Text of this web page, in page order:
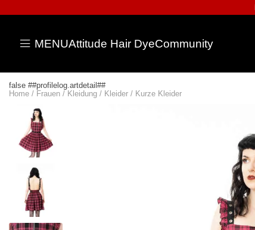
MENUAttitude Hair DyeCommunity
false ##profilelog.artdetail##
Home / Frauen / Kleidung / Kleider / Kurze Kleider